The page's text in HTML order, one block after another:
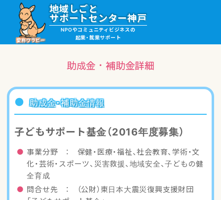
愛称ワラビー
地域しごと
サポートセンター神戸
NPOやコミュニティビジネスの
起業・就業サポート
就職・ボランティア情報
講座・サロン情報
助成金・補助金詳細
助成金・補助金情報
子どもサポート基金（2016年度募集）
事業分野 ： 保健・医療・福祉、社会教育、学術・文
化・芸術・スポーツ、災害救援、地域安全、子どもの健
全育成
問合せ先 ： （公財）東日本大震災復興支援財団